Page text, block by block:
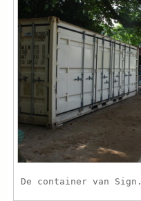
De container van Sign.